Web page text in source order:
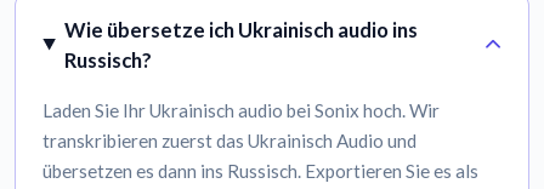
Wie übersetze ich Ukrainisch audio ins
Russisch?
Laden Sie Ihr Ukrainisch audio bei Sonix hoch. Wir
transkribieren zuerst das Ukrainisch Audio und
übersetzen es dann ins Russisch. Exportieren Sie es als